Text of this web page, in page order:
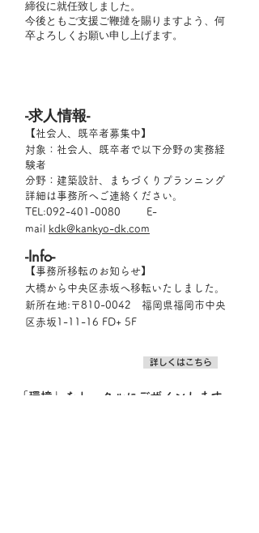
締役に就任致しました。
今後ともご支援ご鞭撻を賜りますよう、何
卒よろしくお願い申し上げます。
-求人情報-
​【社会人、既卒者募集中】
対象：社会人、既卒者で以下分野の実務経
験者
分野：建築設計、まちづくりプランニング
詳細は事務所へご連絡ください。
TEL:092-401-0080 E-
mail kdk@kankyo-dk.com
​【事務所移転のお知らせ】
大橋​から中央区赤坂へ移転いたしました。
新所在地:〒810-0042 福岡県福岡市中央
区赤坂1-11-16 FD+ 5F
-Info-
詳しくはこちら
「環境」をトータルにデザインします。